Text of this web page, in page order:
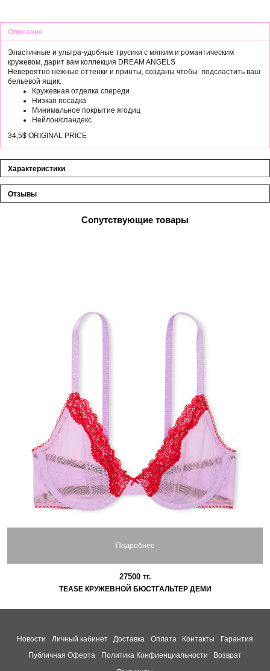
Описание
Эластичные и ультра-удобные трусики с мягким и романтическим
кружевом, дарит вам коллекция DREAM ANGELS
Невероятно нежные оттенки и принты, созданы чтобы подсластить ваш
бельевой ящик.
Кружевная отделка спереди
Низкая посадка
Минимальное покрытие ягодиц
Нейлон/спандекс
34,5$ ORIGINAL PRICE
Характеристики
Отзывы
Сопутствующие товары
Подробнее
27500 тг.
TEASE КРУЖЕВНОЙ БЮСТГАЛЬТЕР ДЕМИ
Новости Личный кабинет Доставка Оплата Контакты
Гарантия
Публичная Оферта
Политика Конфиенциальности
Возврат